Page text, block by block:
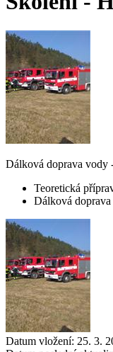
Dálková doprava vody
Teoretická
Dálková
Datum vložení: 25. 3.